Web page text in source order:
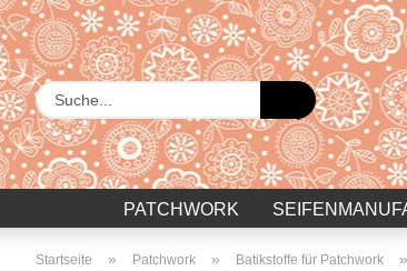
Suche...
PATCHWORK
Startseite » Patchwork » Batikstoffe für Patchwork »